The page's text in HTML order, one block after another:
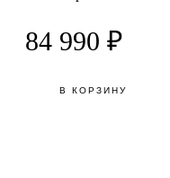
84 990 ₽
В КОРЗИНУ